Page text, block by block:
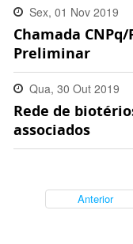
Sex, 01 Nov 2019
15:08:00 -0300
Chamada
Preliminar
Qua, 30 Out 2019
14:30:00 -0300
Rede de
associados
Anterior